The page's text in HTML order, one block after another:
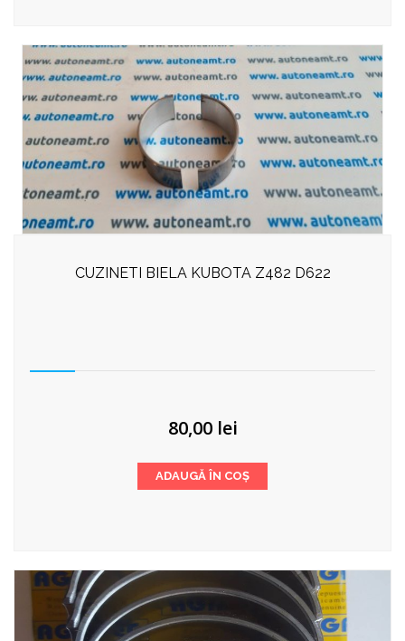
CUZINETI BIELA KUBOTA Z482 D622
80,00 lei
ADAUGĂ ÎN COȘ